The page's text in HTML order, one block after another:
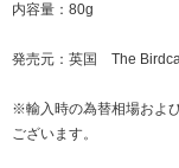
内容量：80g
発売元：英国 The
※輸入時の為替相場およ
ございます。